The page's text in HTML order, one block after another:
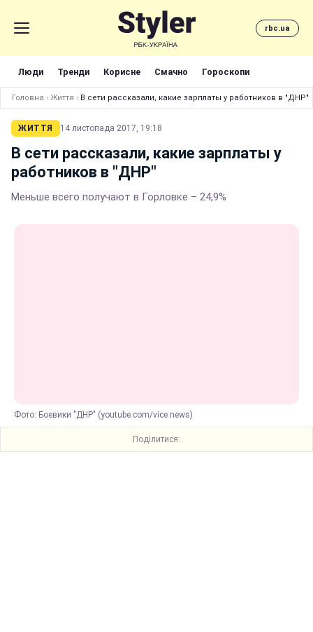
rbc.ua
Люди Тренди Корисне Смачно Гороскопи
Головна › Життя › В сети рассказали, какие зарплаты у работников в "ДНР"
ЖИТТЯ 14 листопада 2017, 19:18
В сети рассказали, какие зарплаты у
работников в "ДНР"
Меньше всего получают в Горловке – 24,9%
Фото: Боевики "ДНР" (youtube.com/vice news)
Поділитися: